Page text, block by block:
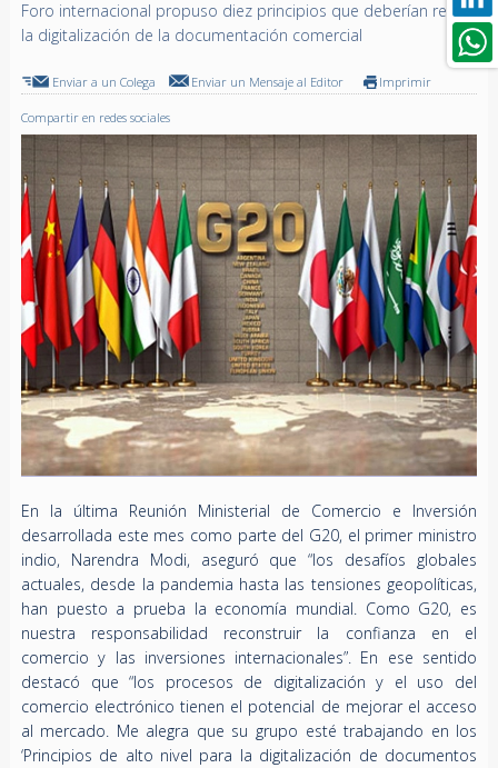
Foro internacional propuso diez principios que deberían regir
la digitalización de la documentación comercial
Enviar a un Colega Enviar un Mensaje al Editor Imprimir
Compartir en redes sociales
En la última Reunión Ministerial de Comercio e Inversión
desarrollada este mes como parte del G20, el primer ministro
indio, Narendra Modi, aseguró que “los desafíos globales
actuales, desde la pandemia hasta las tensiones geopolíticas,
han puesto a prueba la economía mundial. Como G20, es
nuestra responsabilidad reconstruir la confianza en el
comercio y las inversiones internacionales”. En ese sentido
destacó que “los procesos de digitalización y el uso del
comercio electrónico tienen el potencial de mejorar el acceso
al mercado. Me alegra que su grupo esté trabajando en los
‘Principios de alto nivel para la digitalización de documentos